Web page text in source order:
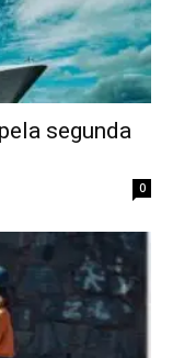
segunda
0